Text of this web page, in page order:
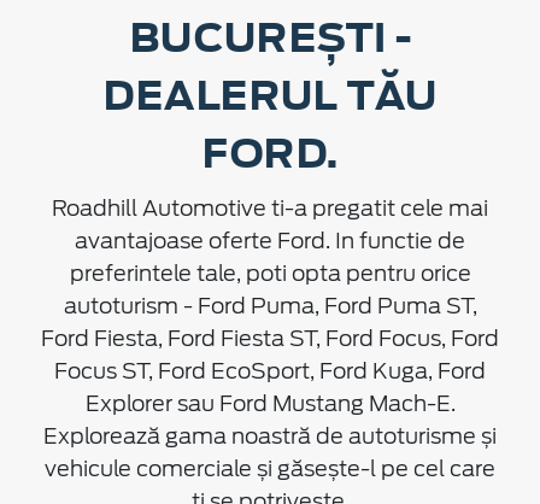
BUCUREȘTI -
DEALERUL TĂU
FORD.
Roadhill Automotive ti-a pregatit cele mai
avantajoase oferte Ford. In functie de
preferintele tale, poti opta pentru orice
autoturism - Ford Puma, Ford Puma ST,
Ford Fiesta, Ford Fiesta ST, Ford Focus, Ford
Focus ST, Ford EcoSport, Ford Kuga, Ford
Explorer sau Ford Mustang Mach-E.
Explorează gama noastră de autoturisme și
vehicule comerciale și găsește-l pe cel care